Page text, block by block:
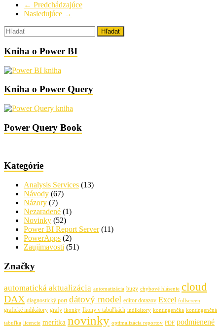
← Predchádzajúce
Nasledujúce →
Kniha o Power BI
Kniha o Power Query
Power Query Book
Kategórie
Analysis Services (13)
Návody (67)
Názory (7)
Nezaradené (1)
Novinky (52)
Power BI Report Server(11)
PowerApps (2)
Zaujímavosti (51)
Značky
automatická aktualizácia automatizácia bugy chybové hlásenie cloud
DAX diagnostický port dátový model editor dotazov Excel fullscreen
grafické indikátory grafy ikonky Ikony v tabuľkách indikátory kontingenčka kontingenčná
tabuľka licencie merítka novinky optimalizácia reportov PDF podmienené